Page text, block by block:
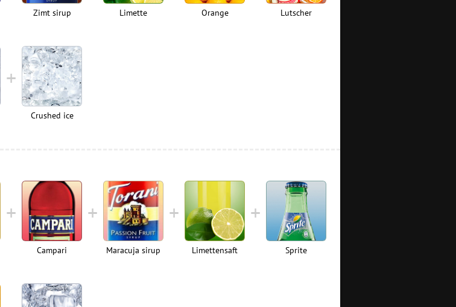
Zimt sirup Limette Orange Lutscher
Crushed ice
Campari Maracuja sirup Limettensaft Sprite